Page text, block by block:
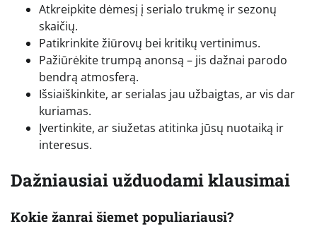
Atkreipkite dėmesį į serialo trukmę ir sezonų
skaičių.
Patikrinkite žiūrovų bei kritikų vertinimus.
Pažiūrėkite trumpą anonsą – jis dažnai parodo
bendrą atmosferą.
Išsiaiškinkite, ar serialas jau užbaigtas, ar vis dar
kuriamas.
Įvertinkite, ar siužetas atitinka jūsų nuotaiką ir
interesus.
Dažniausiai užduodami klausimai
Kokie žanrai šiemet populiariausi?